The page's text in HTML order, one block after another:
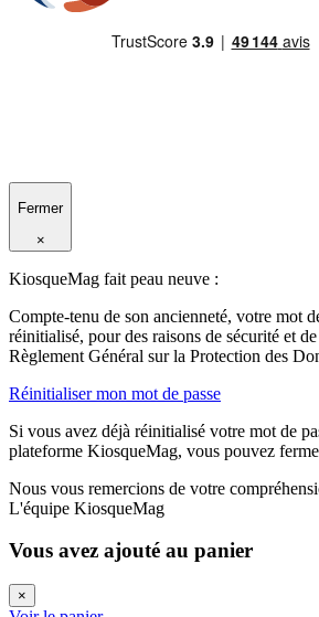
Fermer
×
KiosqueMag fait peau neuve :
Compte-tenu de son ancienneté, votre mot
réinitialisé, pour des raisons de sécurité et
Règlement Général sur la Protection des
Réinitialiser mon mot de passe
Si vous avez déjà réinitialisé votre mot de
plateforme KiosqueMag, vous pouvez
Nous vous remercions de votre
L'équipe KiosqueMag
Vous avez ajouté au panier
×